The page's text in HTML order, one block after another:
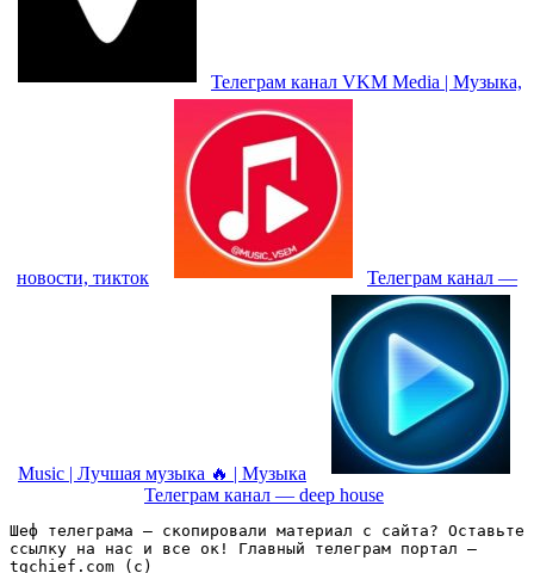
Телеграм канал VKM Media | Музыка,
новости, тикток Телеграм канал —
Music | Лучшая музыка 🔥 | Музыка
Телеграм канал — deep house
Шеф телеграма – скопировали материал с сайта? Оставьте
ссылку на нас и все ок! Главный телеграм портал –